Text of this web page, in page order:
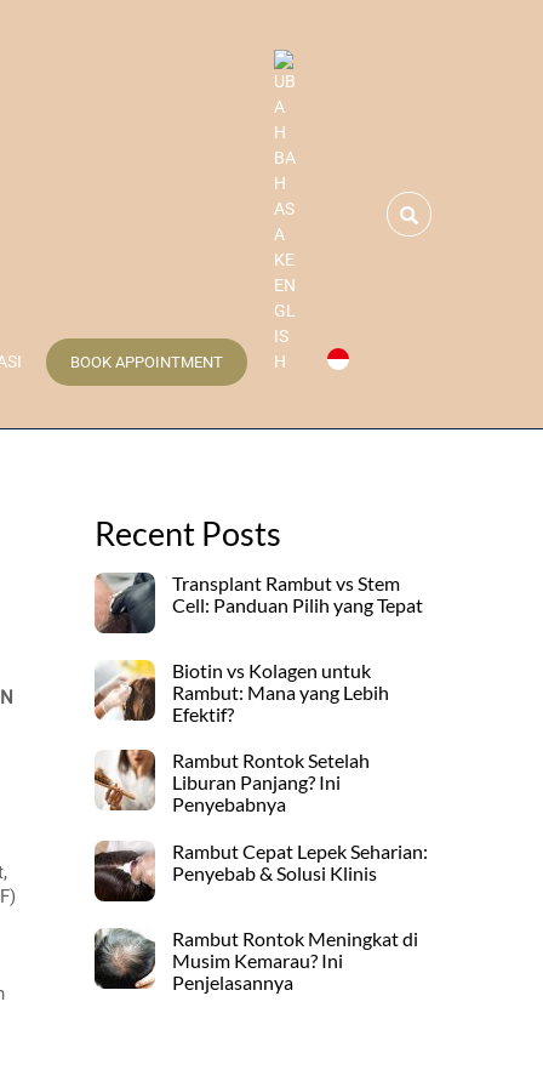
Search
BOOK APPOINTMENT
Recent Posts
Transplant Rambut vs Stem
Cell: Panduan Pilih yang Tepat
Biotin vs Kolagen untuk
Rambut: Mana yang Lebih
Efektif?
Rambut Rontok Setelah
Liburan Panjang? Ini
Penyebabnya
Rambut Cepat Lepek Seharian:
Penyebab & Solusi Klinis
Rambut Rontok Meningkat di
Musim Kemarau? Ini
Penjelasannya